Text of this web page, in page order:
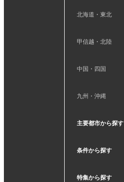
北海道・東北
甲信越・北陸
中国・四国
九州・沖縄
主要都市から探す
条件から探す
特集から探す